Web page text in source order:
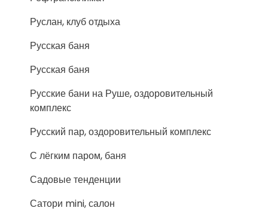
Руслан, клуб отдыха
Русская баня
Русская баня
Русские бани на Руше, оздоровительный
комплекс
Русский пар, оздоровительный комплекс
С лёгким паром, баня
Садовые тенденции
Сатори mini, салон